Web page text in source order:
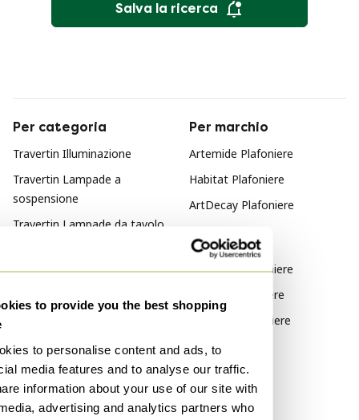
to provide you the best shopping
to personalise content and ads, to
media features and to analyse our traffic.
information about your use of our site with
advertising and analytics partners who
Salva la ricerca
Per categoria
Travertin Illuminazione
Travertin Lampade a
sospensione
Travertin Lampade da tavolo
Travertin Lampade da terra
Per marchio
Artemide Plafoniere
Habitat Plafoniere
ArtDecay Plafoniere
Per stile
Memphis Plafoniere
Vintage Plafoniere
Bauhaus Plafoniere
Per materiale
rvs Plafoniere
Porcellana Plafoniere